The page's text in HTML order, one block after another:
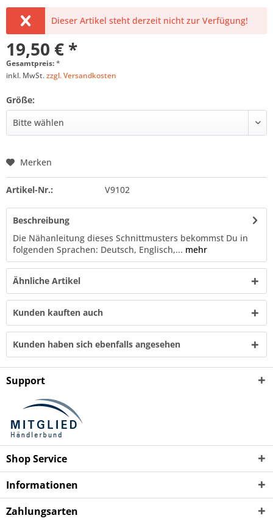
Dieser Artikel steht derzeit nicht zur Verfügung!
19,50 € *
Gesamtpreis:*
inkl. MwSt.zzgl. Versandkosten
Größe:
Merken
Artikel-Nr.: V9102
Beschreibung
Die Nähanleitung dieses Schnittmusters bekommst Du in
folgenden Sprachen: Deutsch, Englisch,... mehr
Ähnliche Artikel
Kunden kauften auch
Kunden haben sich ebenfalls angesehen
Support
Shop Service
Informationen
Zahlungsarten